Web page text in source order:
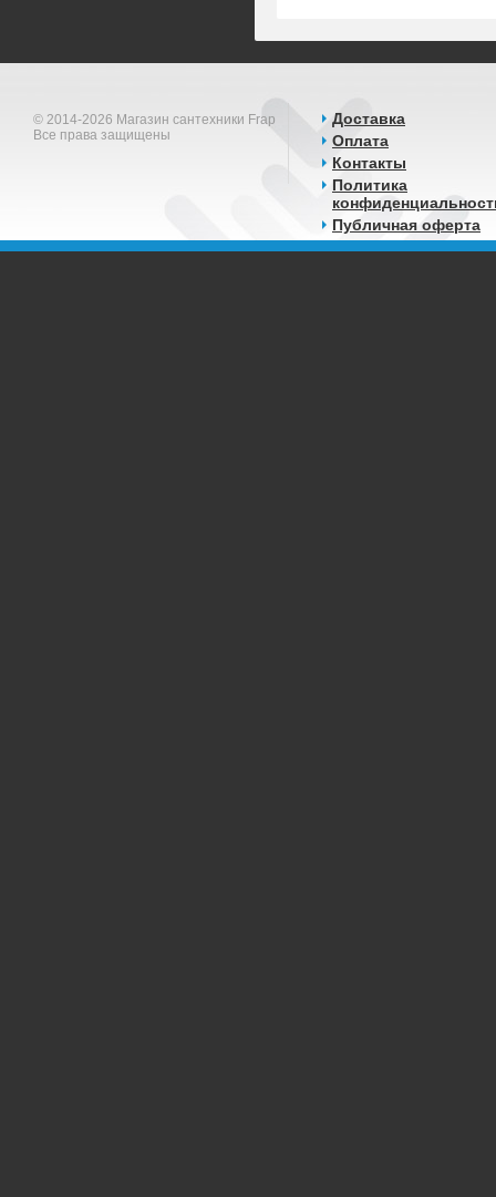
© 2014-2026 Магазин сантехники Frap
Все права защищены
Доставка
Оплата
Контакты
Политика
Публичная оферта